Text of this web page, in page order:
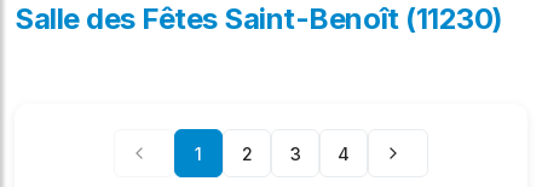
Salle des Fêtes Saint-Benoît (11230)
1 2 3 4